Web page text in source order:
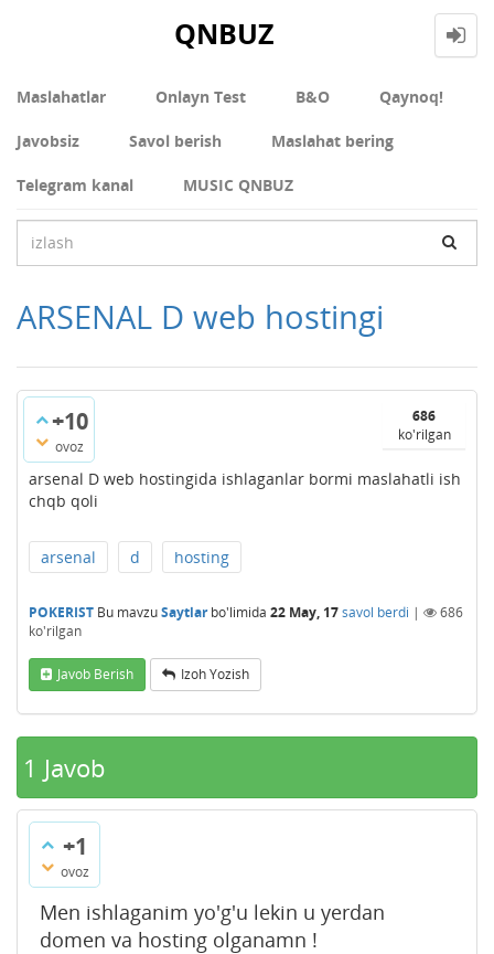
QNBUZ
Maslahatlar Onlayn Test В&О Qaynoq!
Javobsiz Savol berish Maslahat bering
Telegram kanal MUSIC QNBUZ
ARSENAL D web hostingi
+10
ovoz
686
ko'rilgan
arsenal D web hostingida ishlaganlar bormi maslahatli ish
chqb qoli
arsenal d hosting
POKERIST Bu mavzuSaytlarbo'limida 22 May, 17savol berdi |
686
ko'rilgan
Javob Berish Izoh Yozish
1 Javob
+1
ovoz
Men ishlaganim yo'g'u lekin u yerdan
domen va hosting olganamn !